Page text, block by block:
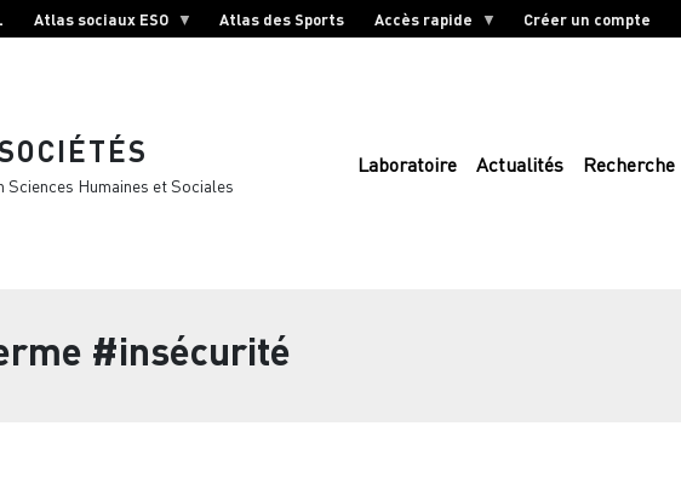
Atlas sociaux ESO Atlas des Sports Accès rapide Créer un compte
Humaines et Sociales
Laboratoire Actualités Recherche
#insécurité